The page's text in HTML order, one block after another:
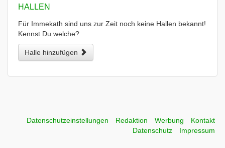
HALLEN
Für Immekath sind uns zur Zeit noch keine Hallen bekannt!
Kennst Du welche?
Halle hinzufügen
Datenschutzeinstellungen Redaktion Werbung
Kontakt
Datenschutz
Impressum